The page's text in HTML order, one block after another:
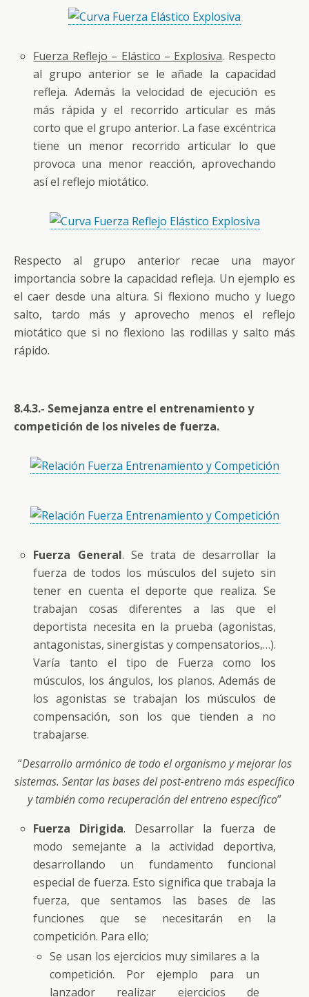
Fuerza Reflejo – Elástico – Explosiva. Respecto
al grupo anterior se le añade la capacidad
refleja. Además la velocidad de ejecución es
más rápida y el recorrido articular es más
corto que el grupo anterior. La fase excéntrica
tiene un menor recorrido articular lo que
provoca una menor reacción, aprovechando
así el reflejo miotático.
Respecto al grupo anterior recae una mayor
importancia sobre la capacidad refleja. Un ejemplo es
el caer desde una altura. Si flexiono mucho y luego
salto, tardo más y aprovecho menos el reflejo
miotático que si no flexiono las rodillas y salto más
rápido.
8.4.3.- Semejanza entre el entrenamiento y
competición de los niveles de fuerza.
Fuerza General. Se trata de desarrollar la
fuerza de todos los músculos del sujeto sin
tener en cuenta el deporte que realiza. Se
trabajan cosas diferentes a las que el
deportista necesita en la prueba (agonistas,
antagonistas, sinergistas y compensatorios,…).
Varía tanto el tipo de Fuerza como los
músculos, los ángulos, los planos. Además de
los agonistas se trabajan los músculos de
compensación, son los que tienden a no
trabajarse.
“Desarrollo armónico de todo el organismo y mejorar los
sistemas. Sentar las bases del post-entreno más específico
y también como recuperación del entreno específico”
Fuerza Dirigida. Desarrollar la fuerza de
modo semejante a la actividad deportiva,
desarrollando un fundamento funcional
especial de fuerza. Esto significa que trabaja la
fuerza, que sentamos las bases de las
funciones que se necesitarán en la
competición. Para ello;
Se usan los ejercicios muy similares a la
competición. Por ejemplo para un
lanzador realizar ejercicios de